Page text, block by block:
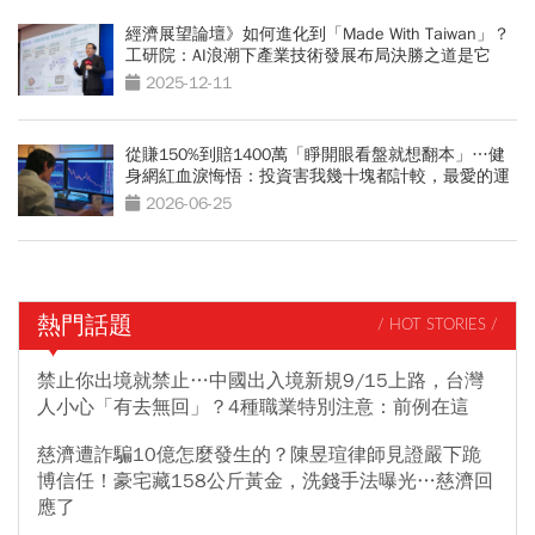
經濟展望論壇》如何進化到「Made With Taiwan」？
工研院：AI浪潮下產業技術發展布局決勝之道是它
2025-12-11
從賺150%到賠1400萬「睜開眼看盤就想翻本」…健
身網紅血淚悔悟：投資害我幾十塊都計較，最愛的運
動也放棄
2026-06-25
熱門話題 / HOT STORIES /
禁止你出境就禁止…中國出入境新規9/15上路，台灣
人小心「有去無回」？4種職業特別注意：前例在這
慈濟遭詐騙10億怎麼發生的？陳昱瑄律師見證嚴下跪
博信任！豪宅藏158公斤黃金，洗錢手法曝光…慈濟回
應了